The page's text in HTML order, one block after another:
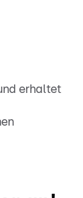
erhaltet